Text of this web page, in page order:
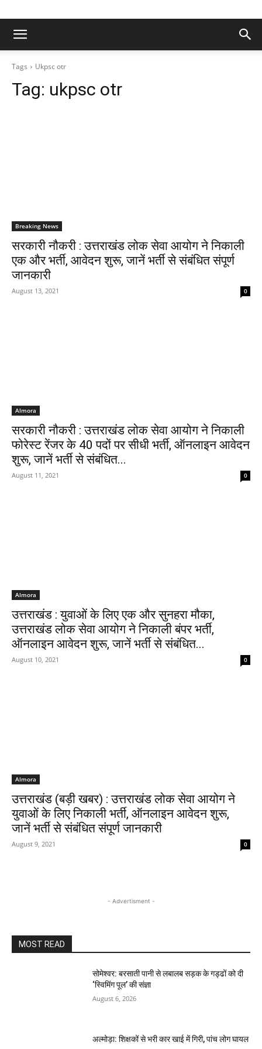
Tags Ukpsc otr
Tag: ukpsc otr
Breaking News
सरकारी नौकरी : उत्तराखंड लोक सेवा आयोग ने निकाली
एक और भर्ती, आवेदन शुरू, जानें भर्ती से संबंधित संपूर्ण
जानकारी
August 13, 2021 0
Almora
सरकारी नौकरी : उत्तराखंड लोक सेवा आयोग ने निकाली
फोरेस्ट रेंजर के 40 पदों पर सीधी भर्ती, ऑनलाइन आवेदन
शुरू, जानें भर्ती से संबंधित...
August 11, 2021 0
Almora
उत्तराखंड : युवाओं के लिए एक और सुनहरा मौका,
उत्तराखंड लोक सेवा आयोग ने निकाली बंपर भर्ती,
ऑनलाइन आवेदन शुरू, जानें भर्ती से संबंधित...
August 10, 2021 0
Almora
उत्तराखंड (बड़ी खबर) : उत्तराखंड लोक सेवा आयोग ने
युवाओं के लिए निकाली भर्ती, ऑनलाइन आवेदन शुरू,
जानें भर्ती से संबंधित संपूर्ण जानकारी
August 9, 2021 0
- Advertisment -
MOST READ
सोमेश्वर: बरसाती पानी से लबालब सड़क के गड्ढों को दी
‘स्विमिंग पूल’ की संज्ञा
August 6, 2026
अल्मोड़ा: शिक्षकों से भरी कार खाई में गिरी, पांच लोग घायल